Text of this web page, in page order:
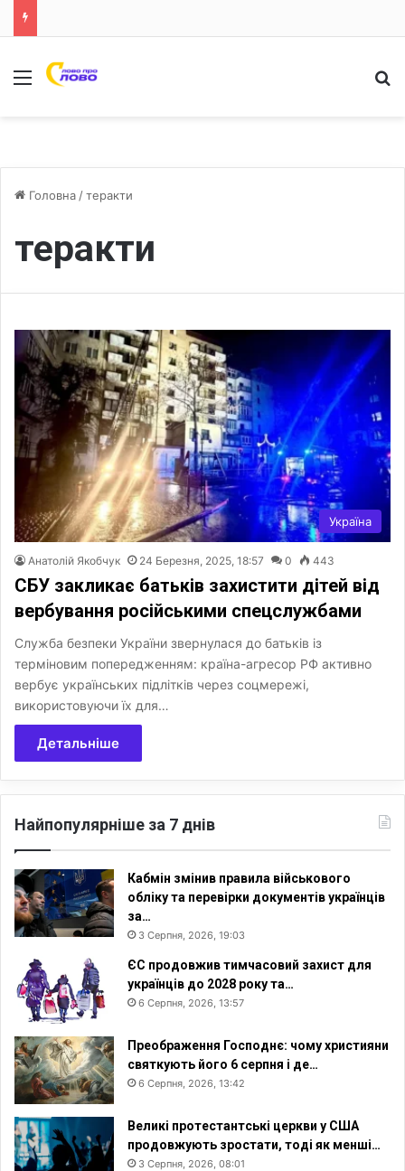
Меню
Головна /теракти
теракти
Україна
Анатолій Якобчук 24 Березня, 2025, 18:57 0 443
СБУ закликає батьків захистити дітей від
вербування російськими спецслужбами
Служба безпеки України звернулася до батьків із
терміновим попередженням: країна-агресор РФ активно
вербує українських підлітків через соцмережі,
використовуючи їх для…
Детальніше
Найпопулярніше за 7 днів
Кабмін змінив правила військового
обліку та перевірки документів українців
за…
3 Серпня, 2026, 19:03
ЄС продовжив тимчасовий захист для
українців до 2028 року та…
6 Серпня, 2026, 13:57
Преображення Господнє: чому християни
святкують його 6 серпня і де…
6 Серпня, 2026, 13:42
Великі протестантські церкви у США
продовжують зростати, тоді як менші…
3 Серпня, 2026, 08:01